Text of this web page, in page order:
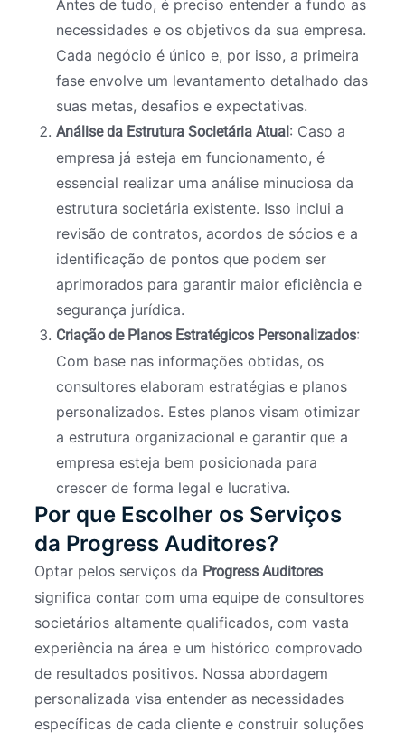
Antes de tudo, é preciso entender a fundo as
necessidades e os objetivos da sua empresa.
Cada negócio é único e, por isso, a primeira
fase envolve um levantamento detalhado das
suas metas, desafios e expectativas.
Análise da Estrutura Societária Atual : Caso a
empresa já esteja em funcionamento, é
essencial realizar uma análise minuciosa da
estrutura societária existente. Isso inclui a
revisão de contratos, acordos de sócios e a
identificação de pontos que podem ser
aprimorados para garantir maior eficiência e
segurança jurídica.
Criação de Planos Estratégicos Personalizados:
Com base nas informações obtidas, os
consultores elaboram estratégias e planos
personalizados. Estes planos visam otimizar
a estrutura organizacional e garantir que a
empresa esteja bem posicionada para
crescer de forma legal e lucrativa.
Por que Escolher os Serviços
da Progress Auditores?
Optar pelos serviços da Progress Auditores
significa contar com uma equipe de consultores
societários altamente qualificados, com vasta
experiência na área e um histórico comprovado
de resultados positivos. Nossa abordagem
personalizada visa entender as necessidades
específicas de cada cliente e construir soluções